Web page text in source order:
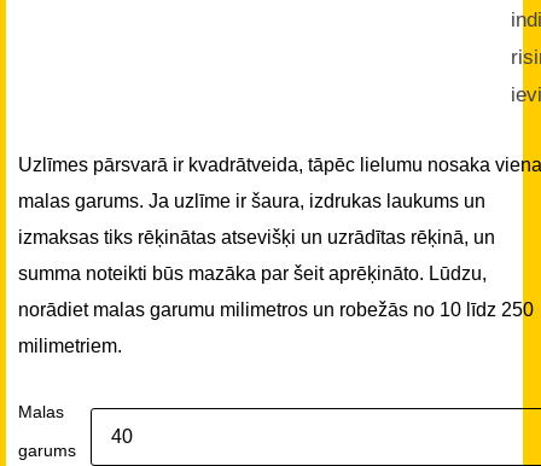
Uzlīmes pārsvarā ir kvadrātveida, tāpēc lielumu nosaka
malas garums. Ja uzlīme ir šaura, izdrukas laukums un
izmaksas tiks rēķinātas atsevišķi un uzrādītas rēķinā, un
summa noteikti būs mazāka par šeit aprēķināto. Lūdzu,
norādiet malas garumu milimetros un robežās no 10 līdz 250
milimetriem.
Malas
garums